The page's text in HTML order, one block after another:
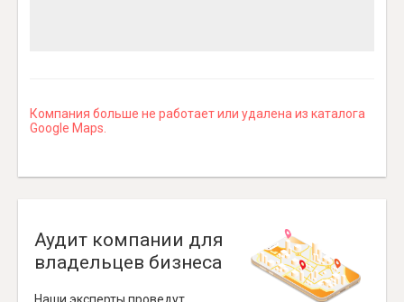
Компания больше не работает или удалена из каталога
Google Maps.
Аудит компании для
владельцев бизнеса
Наши эксперты проведут